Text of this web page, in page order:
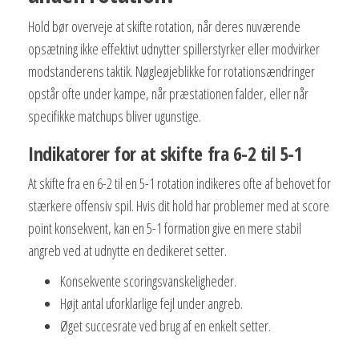
Hold bør overveje at skifte rotation, når deres nuværende
opsætning ikke effektivt udnytter spillerstyrker eller modvirker
modstanderens taktik. Nøgleøjeblikke for rotationsændringer
opstår ofte under kampe, når præstationen falder, eller når
specifikke matchups bliver ugunstige.
Indikatorer for at skifte fra 6-2 til 5-1
At skifte fra en 6-2 til en 5-1 rotation indikeres ofte af behovet for
stærkere offensiv spil. Hvis dit hold har problemer med at score
point konsekvent, kan en 5-1 formation give en mere stabil
angreb ved at udnytte en dedikeret setter.
Konsekvente scoringsvanskeligheder.
Højt antal uforklarlige fejl under angreb.
Øget succesrate ved brug af en enkelt setter.